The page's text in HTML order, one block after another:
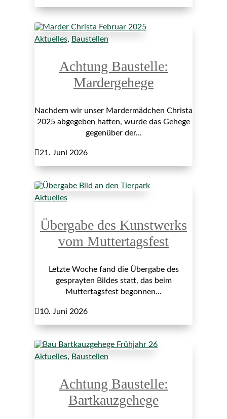
Aktuelles, Baustellen
Achtung Baustelle:
Mardergehege
Nachdem wir unser Mardermädchen Christa
2025 abgegeben hatten, wurde das Gehege
gegenüber der...
21. Juni 2026
Aktuelles
Übergabe des Kunstwerks
vom Muttertagsfest
Letzte Woche fand die Übergabe des
gesprayten Bildes statt, das beim
Muttertagsfest begonnen...
10. Juni 2026
Aktuelles, Baustellen
Achtung Baustelle:
Bartkauzgehege